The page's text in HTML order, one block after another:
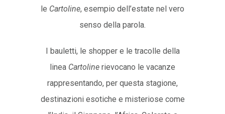
le Cartoline, esempio dell’estate nel vero
senso della parola.
I bauletti, le shopper e le tracolle della
linea Cartoline rievocano le vacanze
rappresentando, per questa stagione,
destinazioni esotiche e misteriose come